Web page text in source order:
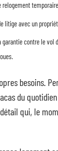
relogement
litige avec un
contre le vol
besoins.
du
qui, le